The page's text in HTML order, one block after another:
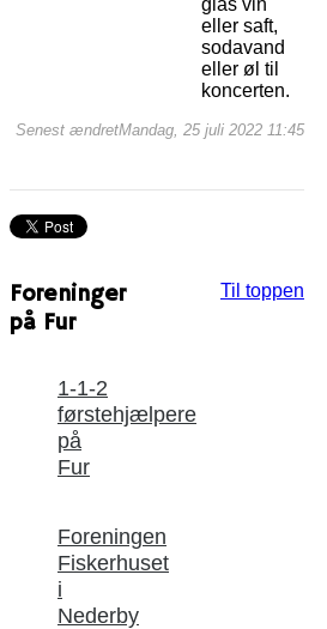
glas vin
eller saft,
sodavand
eller øl til
koncerten.
Senest ændretMandag, 25 juli 2022 11:45
Til toppen
Foreninger
på Fur
1-1-2
førstehjælpere
på
Fur
Foreningen
Fiskerhuset
i
Nederby